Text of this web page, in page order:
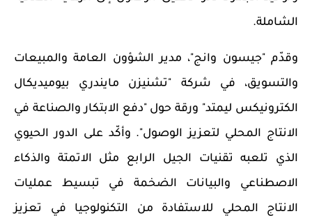
الشاملة.
وقدّم "جيسون وانج"، مدير الشؤون العامة والمبيعات
والتسويق، في شركة "تشنيزن مايندري بيوميديكال
الكترونيكس ليمتد" ورقة حول "دفع الابتكار والصناعة في
الانتاج المحلي لتعزيز الوصول". وأكّد على الدور الحيوي
الذي تلعبه تقنيات الجيل الرابع مثل الاتمتة والذكاء
الاصطناعي والبيانات الضخمة في تبسيط عمليات
الانتاج المحلي للاستفادة من التكنولوجيا في تعزيز